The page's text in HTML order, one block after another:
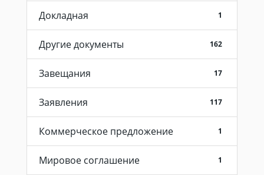
Докладная 1
Другие документы 162
Завещания 17
Заявления 117
Коммерческое предложение 1
Мировое соглашение 1